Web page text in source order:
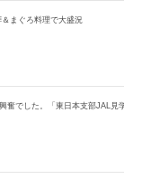
まぐろ料理で大盛況
奮でした。「東日本支部JAL見学ツ